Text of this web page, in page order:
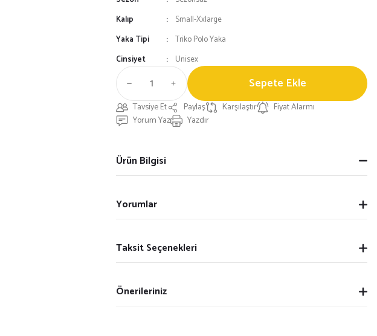
Kalıp
Small-Xxlarge
Yaka Tipi
Triko Polo Yaka
Cinsiyet
Unisex
Sepete Ekle
Tavsiye Et Paylaş Karşılaştır
Fiyat Alarmı
Yorum Yaz
Yazdır
Ürün Bilgisi
Yorumlar
Taksit Seçenekleri
Önerileriniz